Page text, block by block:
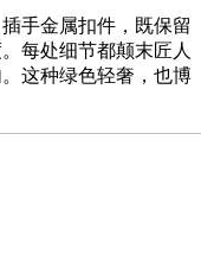
手金属扣件，既保留
每处细节都颠末匠人
这种绿色轻奢，也博